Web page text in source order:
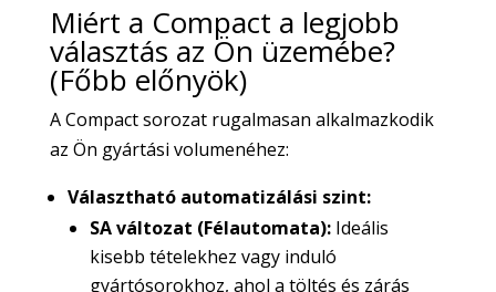
Miért a Compact a legjobb
választás az Ön üzemébe?
(Főbb előnyök)
A Compact sorozat rugalmasan alkalmazkodik
az Ön gyártási volumenéhez:
Választható automatizálási szint:
SA változat (Félautomata):Ideális
kisebb tételekhez vagy induló
gyártósorokhoz, ahol a töltés és zárás